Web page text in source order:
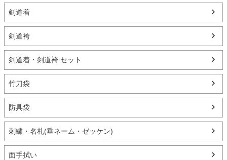
剣道着
剣道袴
剣道着・剣道袴 セット
竹刀袋
防具袋
刺繍・名札(垂ネーム・ゼッケン)
面手拭い